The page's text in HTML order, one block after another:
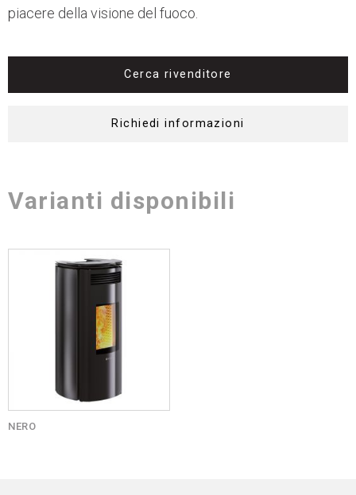
piacere della visione del fuoco.
Cerca rivenditore
Richiedi informazioni
Varianti disponibili
NERO